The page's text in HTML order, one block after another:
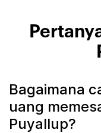
Bagaimana
uang
Puyallup?